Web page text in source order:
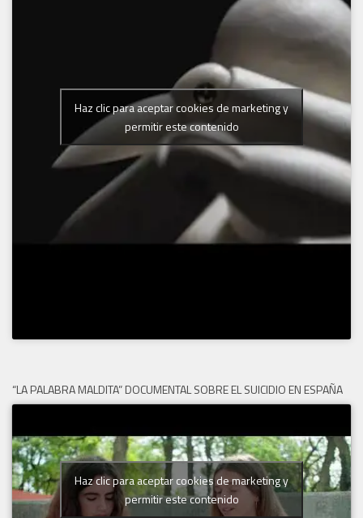
Haz clic para aceptar cookies de marketing y
permitir este contenido
“LA PALABRA MALDITA” DOCUMENTAL SOBRE EL SUICIDIO EN ESPAÑA
Haz clic para aceptar cookies de marketing y
permitir este contenido